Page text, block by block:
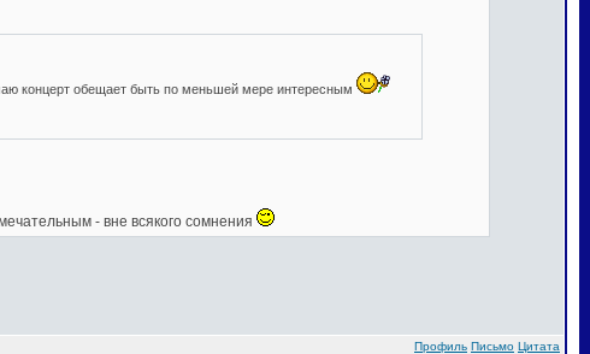
концерт обещает быть по меньшей мере интересным
- вне всякого сомнения
Профиль Письмо Цитата